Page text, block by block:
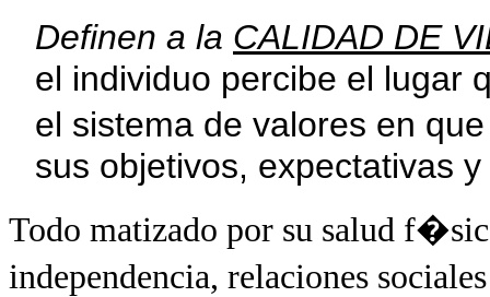
Definen a la CALIDAD DE
el individuo percibe el lugar
el sistema de valores en
sus objetivos, expectativas
Todo matizado por su salud
independencia, relaciones